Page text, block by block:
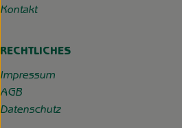
Kontakt
RECHTLICHES
Impressum
AGB
Datenschutz